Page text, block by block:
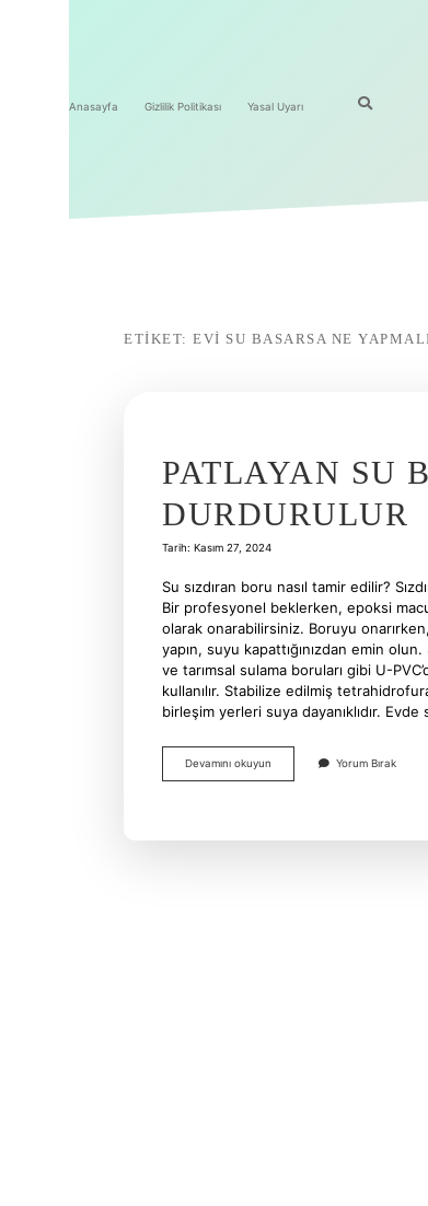
Anasayfa Gizlilik Politikası Yasal Uyarı
ETIKET: EVI SU BASARSA NE
PATLAYAN SU
DURDURULUR
Tarih: Kasım 27, 2024
Su sızdıran boru nasıl tamir edilir?
Bir profesyonel beklerken, epoksi
olarak onarabilirsiniz. Boruyu
yapın, suyu kapattığınızdan emin
ve tarımsal sulama boruları gibi U-
kullanılır. Stabilize edilmiş
birleşim yerleri suya dayanıklıdır.
Devamını okuyun Yorum Bırak